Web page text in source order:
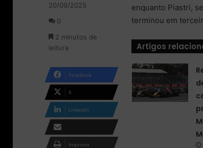
enquanto Piastri,
terminou em
Artigos
o
n
X
e
e
-
i
l
20/09/2025
0
2 minutos de
leitura
Facebook
X
Linkedin
Compartilhar via e-
Imprimir